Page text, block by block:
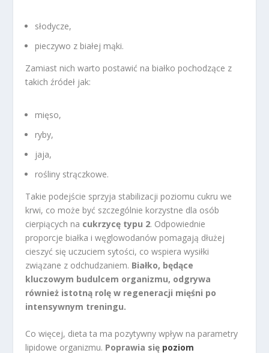
słodycze,
pieczywo z białej mąki.
Zamiast nich warto postawić na białko pochodzące z
takich źródeł jak:
mięso,
ryby,
jaja,
rośliny strączkowe.
Takie podejście sprzyja stabilizacji poziomu cukru we
krwi, co może być szczególnie korzystne dla osób
cierpiących na cukrzycę typu 2. Odpowiednie
proporcje białka i węglowodanów pomagają dłużej
cieszyć się uczuciem sytości, co wspiera wysiłki
związane z odchudzaniem. Białko, będące
kluczowym budulcem organizmu, odgrywa
również istotną rolę w regeneracji mięśni po
intensywnym treningu.
Co więcej, dieta ta ma pozytywny wpływ na parametry
lipidowe organizmu. Poprawia się poziom